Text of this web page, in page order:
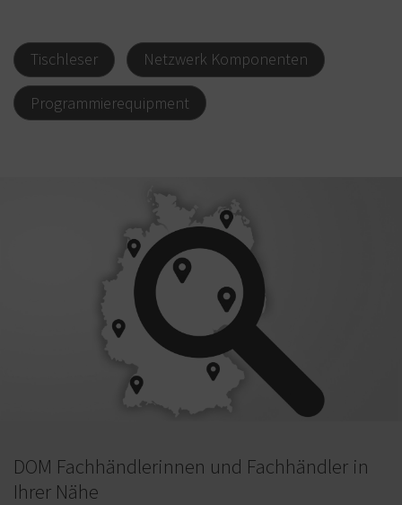
Tischleser Netzwerk Komponenten
Programmierequipment
DOM Fachhändlerinnen und Fachhändler in
Ihrer Nähe